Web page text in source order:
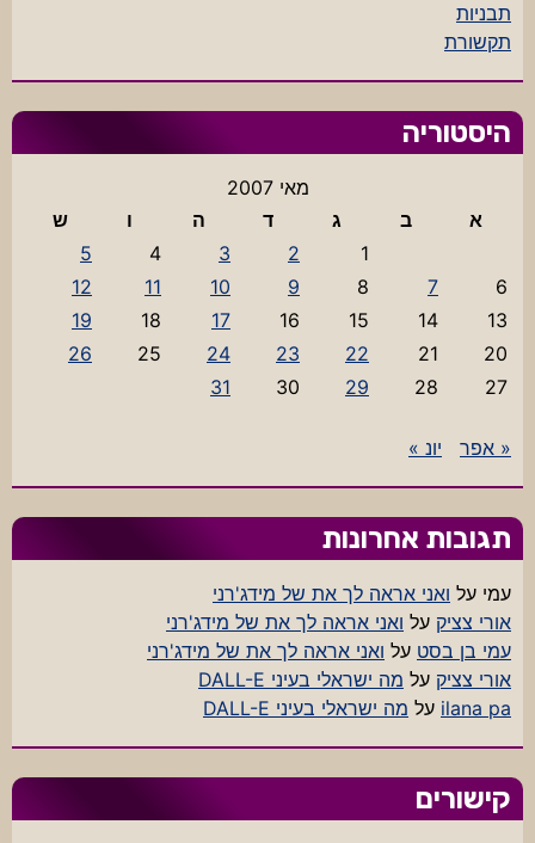
תבניות
תקשורת
היסטוריה
מאי 2007
א
ב ג ד ה ו
ש
1
2
3
4
5
6
7
8
9
10
11
12
13
14
15
16
17
18
19
20
21
22
23
24
25
26
27
28
29
30
31
« אפר יונ »
תגובות אחרונות
עמי על ואני אראה לך את של מידג'רני
אורי צציק על ואני אראה לך את של מידג'רני
עמי בן בסט על ואני אראה לך את של מידג'רני
אורי צציק על מה ישראלי בעיני DALL-E
ilana pa על מה ישראלי בעיני DALL-E
קישורים